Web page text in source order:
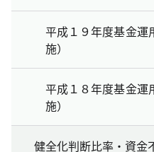
平成１９年度基金運
施）
平成１８年度基金運
施）
健全化判断比率・資金